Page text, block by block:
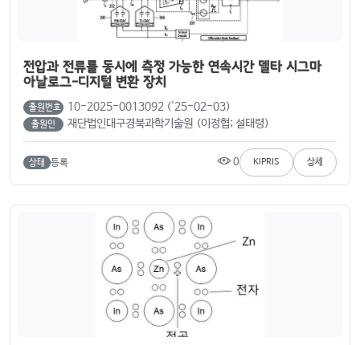
전압과 전류를 동시에 측정 가능한 연속시간 델타 시그마
아날로그-디지털 변환 장치
출원번호 10-2025-0013092 ('25-02-03)
출원인 재단법인대구경북과학기술원 (이정협; 설태령)
상태 등록 0 KIPRIS 상세